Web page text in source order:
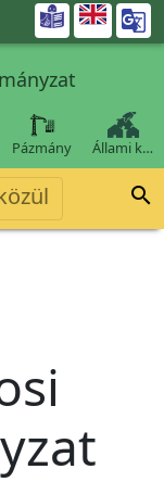

Pázmány Állami k…
